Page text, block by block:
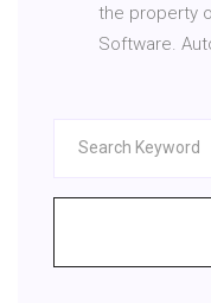
the property
Software.